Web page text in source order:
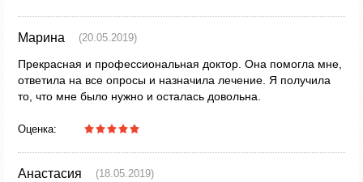
Марина (20.05.2019)
Прекрасная и профессиональная доктор. Она помогла мне,
ответила на все опросы и назначила лечение. Я получила
то, что мне было нужно и осталась довольна.
Оценка:
Анастасия (18.05.2019)